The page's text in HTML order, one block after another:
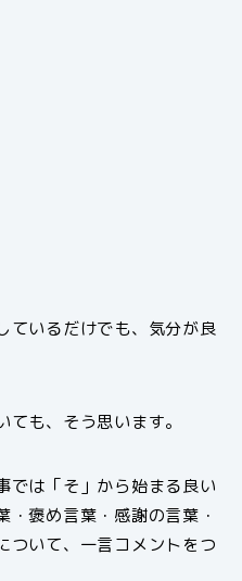
ているだけでも、気分が良
も、そう思います。
では「そ」から始まる良い
褒め言葉・感謝の言葉・
ついて、一言コメントをつ